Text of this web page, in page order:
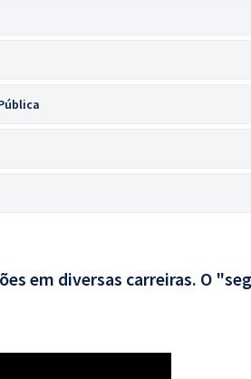
em diversas carreiras. O